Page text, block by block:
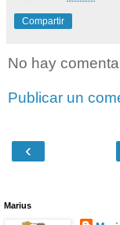
Compartir
No hay
Publicar un
‹
Marius